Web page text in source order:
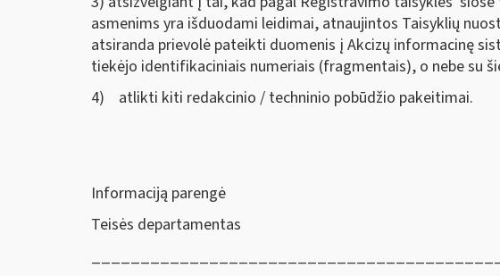
asmenims yra išduodami leidimai, atnaujintos Taisyklių
atsiranda prievolė pateikti duomenis į Akcizų informacinę
tiekėjo identifikaciniais numeriais (fragmentais), o nebe su
4) atlikti kiti redakcinio / techninio pobūdžio pakeitimai.
Informaciją parengė
Teisės departamentas